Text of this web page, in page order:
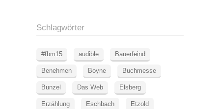
Schlagwörter
#fbm15 audible Bauerfeind
Benehmen Boyne Buchmesse
Bunzel Das Web Elsberg
Erzählung Eschbach Etzold